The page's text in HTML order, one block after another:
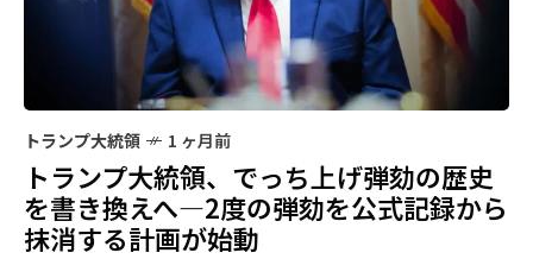
トランプ大統領 1 ヶ月前
トランプ大統領、でっち上げ弾劾の歴史
を書き換えへ—2度の弾劾を公式記録から
抹消する計画が始動